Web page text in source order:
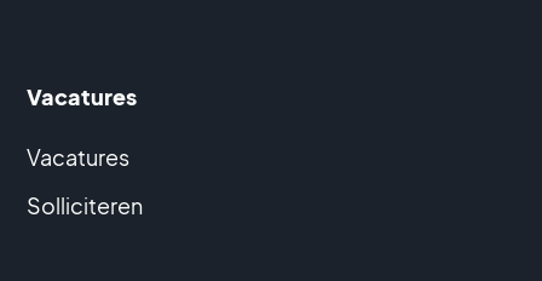
Vacatures
Vacatures
Solliciteren